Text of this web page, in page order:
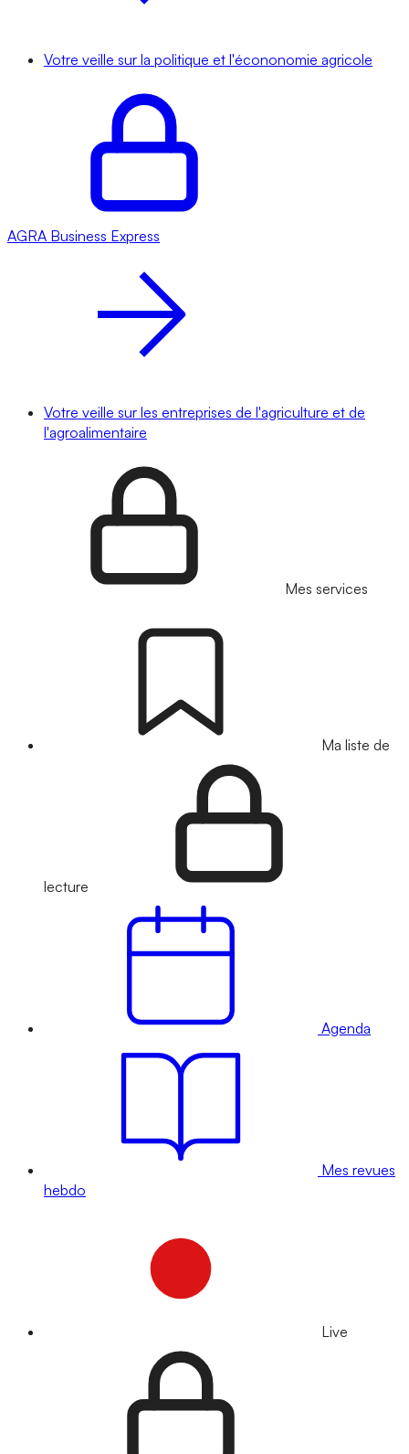
Votre veille sur la politique et l'écononomie agricole
AGRA Business Express
Votre veille sur les entreprises de l'agriculture et de
l'agroalimentaire
Mes services
Ma liste de
lecture
Agenda
Mes revues
hebdo
Live